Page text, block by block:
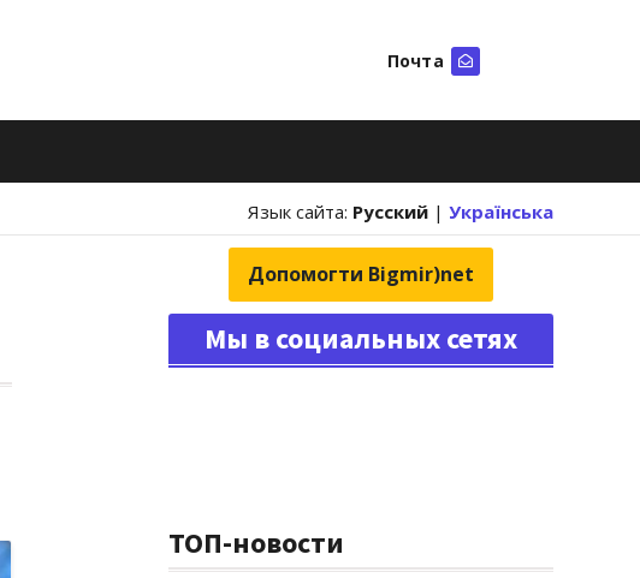
Почта
Язык сайта: Русский | Українська
Допомогти Bigmir)net
Мы в социальных сетях
ТОП-новости